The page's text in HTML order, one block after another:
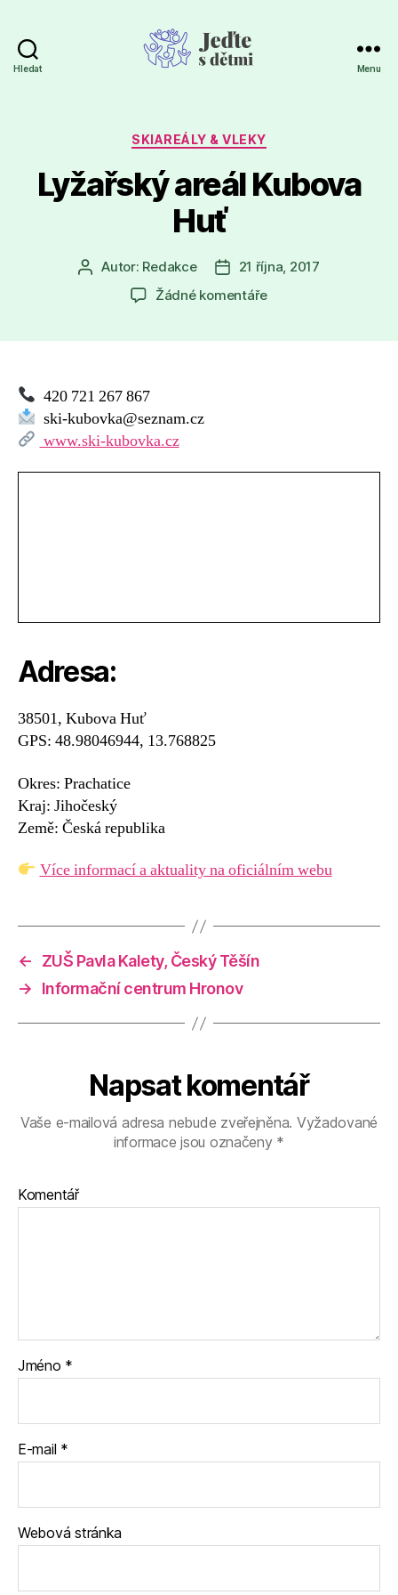
Hledat Menu
Rubriky
SKIAREÁLY & VLEKY
Lyžařský areál Kubova
Huť
Autor
příspěvku
Autor: Redakce
Datum
příspěvku
21 října, 2017
Žádné komentářeu
420 721 267 867
ski-kubovka@seznam.cz
www.ski-kubovka.cz
Adresa:
38501, Kubova Huť
GPS: 48.98046944, 13.768825
Okres: Prachatice
Kraj: Jihočeský
Země: Česká republika
Více informací a aktuality na oficiálním webu
←
ZUŠ Pavla Kalety, Český Těšín
→
Informační centrum Hronov
Napsat komentář
Vaše e-mailová adresa nebude zveřejněna. Vyžadované
informace jsou označeny *
Komentář
Jméno *
E-mail *
Webová stránka